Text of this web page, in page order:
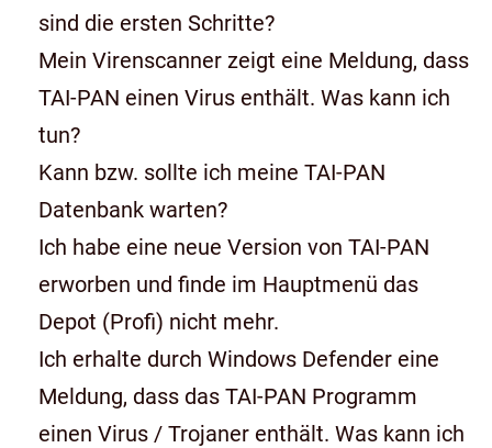
sind die ersten Schritte?
Mein Virenscanner zeigt eine Meldung, dass
TAI-PAN einen Virus enthält. Was kann ich
tun?
Kann bzw. sollte ich meine TAI-PAN
Datenbank warten?
Ich habe eine neue Version von TAI-PAN
erworben und finde im Hauptmenü das
Depot (Profi) nicht mehr.
Ich erhalte durch Windows Defender eine
Meldung, dass das TAI-PAN Programm
einen Virus / Trojaner enthält. Was kann ich